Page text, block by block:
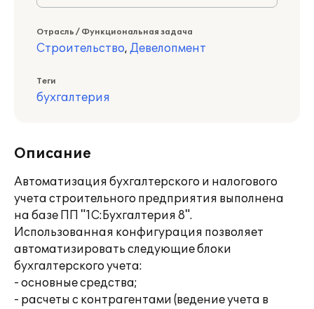
Отрасль / Функциональная задача
Строительство, Девелопмент
Теги
бухгалтерия
Описание
Автоматизация бухгалтерского и налогового
учета строительного предприятия выполнена
на базе ПП "1С:Бухгалтерия 8".
Использованная конфигурация позволяет
автоматизировать следующие блоки
бухгалтерского учета:
- основные средства;
- расчеты с контрагентами (ведение учета в